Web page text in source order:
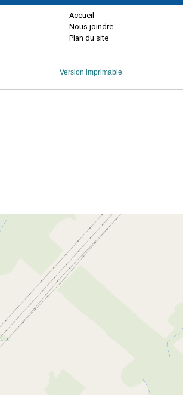
Accueil
Nous joindre
Plan du site
Version imprimable